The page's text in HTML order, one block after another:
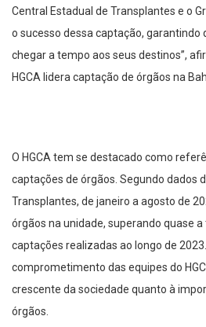
Central Estadual de Transplantes e o
o sucesso dessa captação, garantindo
chegar a tempo aos seus destinos”,
HGCA lidera captação de órgãos na
O HGCA tem se destacado como
captações de órgãos. Segundo dados
Transplantes, de janeiro a agosto de
órgãos na unidade, superando quase a
captações realizadas ao longo de
comprometimento das equipes do
crescente da sociedade quanto à
órgãos.